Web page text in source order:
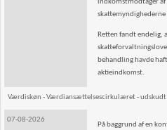
indkomstmodtager af
Retten fandt endelig,
behandling havde
aktieindkomst.
Værdiskøn - Værdiansættelsescirkulæret - udskudt
07-08-2026
På baggrund af en